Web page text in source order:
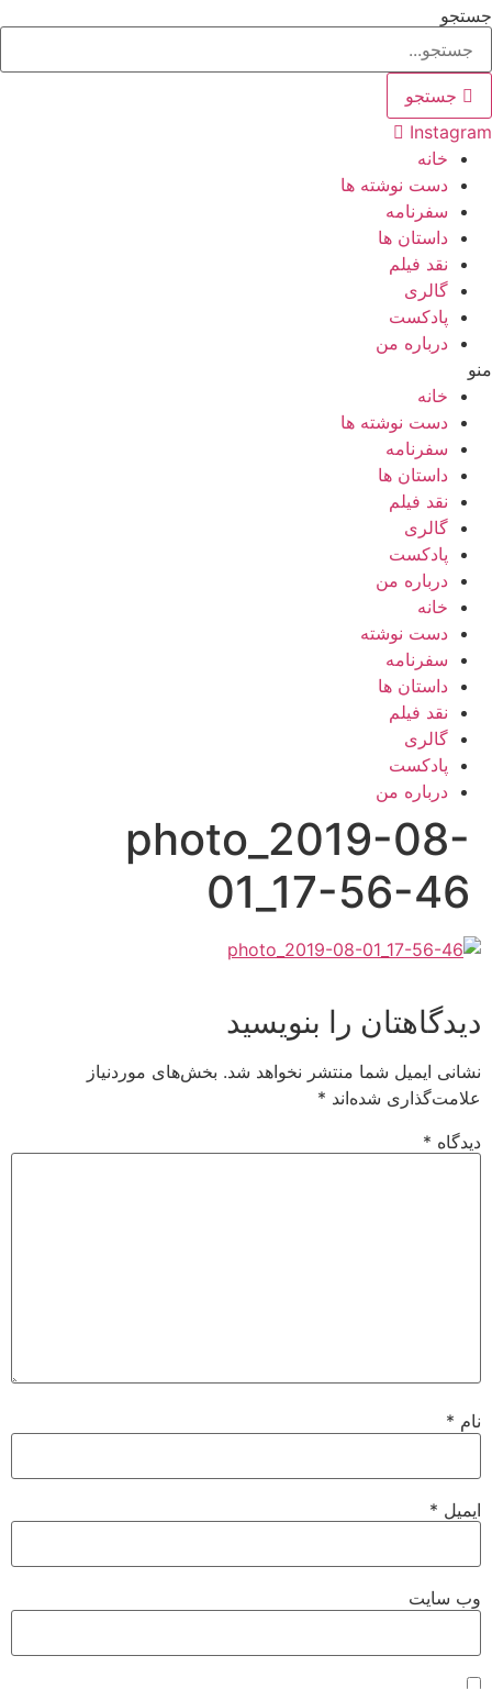
پرش
محتوا
جستجو
جستجو
Instagram
خانه
دست نوشته ها
سفرنامه
داستان ها
نقد فیلم
گالری
پادکست
درباره من
منو
خانه
دست نوشته ها
سفرنامه
داستان ها
نقد فیلم
گالری
پادکست
درباره من
خانه
دست نوشته
سفرنامه
داستان ها
نقد فیلم
گالری
پادکست
درباره من
photo_2019-08-
01_17-56-46
دیدگاهتان را بنویسید
نشانی ایمیل شما منتشر نخواهد شد. بخش‌های موردنیاز
علامت‌گذاری شده‌اند *
دیدگاه *
نام *
ایمیل *
وب‌ سایت